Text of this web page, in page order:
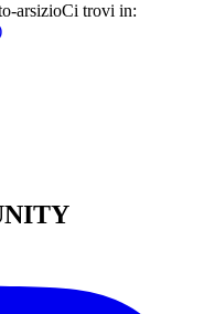
Ci trovi in: